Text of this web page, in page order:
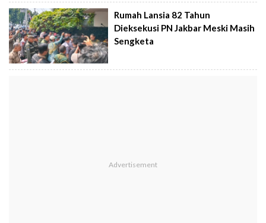
Rumah Lansia 82 Tahun
Dieksekusi PN Jakbar Meski Masih
Sengketa